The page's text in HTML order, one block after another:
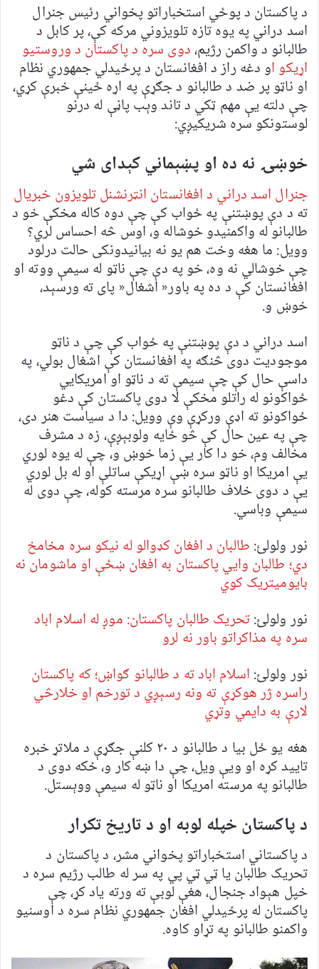
د پاکستان د پوځي استخباراتو پخواني رئیس جنرال
اسد دراني په یوه تازه تلویزوني مرکه کې، پر کابل د
طالبانو د واکمن رژیم، دوی سره د پاکستان د وروستیو
اړیکو او دغه راز د افغانستان د پرځیدلي جمهوري نظام
او ناټو پر ضد د طالبانو د جګړې په اړه ځینې خبرې کړي،
چې دلته یې مهم ټکي د تاند وېب پاڼې له درنو
لوستونکو سره شریکیږي:
خوښۍ نه ده او پښېماني کېدای شي
جنرال اسد دراني د افغانستان انټرنشنل تلویزون خبریال
ته د دې پوښتنې په ځواب کې چې دوه کاله مخکې خو د
طالبانو له واکمنیدو خوشاله و، اوس څه احساس لري؟
وویل: ما هغه وخت هم یو نه بیانیدونکی حالت درلود
چې خوشالي نه وه، خو په دې چې ناټو له سیمې ووته او
افغانستان کې د ده په باور« اشغال« پای ته ورسېد،
خوښ و.
اسد دراني د دې پوښتنې په ځواب کې چې د ناټو
موجودیت دوی څنګه په افغانستان کې اشغال بولي، په
داسې حال کې چې سیمې ته د ناټو او امریکایي
ځواکونو له راتلو مخکې لا دوی پاکستان کې دغو
ځواکونو ته اډې ورکړې وې وویل: دا د سیاست هنر دی،
چې په عین حال کې څو ځایه ولوبېږې، زه د مشرف
مخالف وم، خو دا کار یې زما خوښ و، چې له یوه لوري
یې امریکا او ناټو سره ښې اړیکې ساتلې او له بل لوري
یې د دوی خلاف طالبانو سره مرسته کوله، چې دوی له
سیمې وباسي.
نور ولولئ: طالبان د افغان کډوالو له نیکو سره مخامخ
دي؛ طالبان وايي پاکستان به افغان ښځې او ماشومان نه
بایومیتریک کوي
نور ولولئ:تحریک طالبان پاکستان: موږ له اسلام اباد
سره په مذاکراتو باور نه لرو
نور ولولئ: اسلام اباد ته د طالبانو ګواښ؛ که پاکستان
راسره ژر هوکړې ته ونه رسېږي د تورخم او خلارڅي
لارې به دایمي وتړي
هغه یو ځل بیا د طالبانو د ۲۰ کلنې جګړې د ملاتړ خبره
تایید کړه او ویې ویل، چې دا ښه کار و، ځکه دوی د
طالبانو په مرسته امریکا او ناټو له سیمې ووېستل.
د پاکستان خپله لوبه او د تاریخ تکرار
د پاکستاني استخباراتو پخواني مشر، د پاکستان د
تحریک طالبان یا ټي ټي پي په سر له طالب رژیم سره د
خپل هېواد جنجال، هغې لوبې ته ورته یاد کړ، چې
پاکستان له پرځیدلي افغان جمهوري نظام سره د اوسنیو
واکمنو طالبانو په تړاو کاوه.